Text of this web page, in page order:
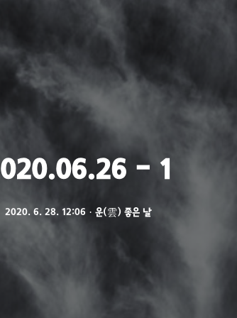
- 1
2020. 6. 28. 12:06 ㆍ 운(雲) 좋은 날